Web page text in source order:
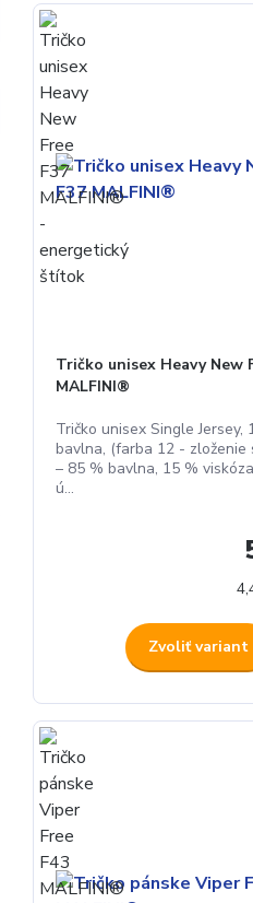
Tričko unisex Heavy New
MALFINI®
Tričko unisex Single Jersey,
bavlna, (farba 12 - zloženie
– 85 % bavlna, 15 %
ú...
Zvoliť variant